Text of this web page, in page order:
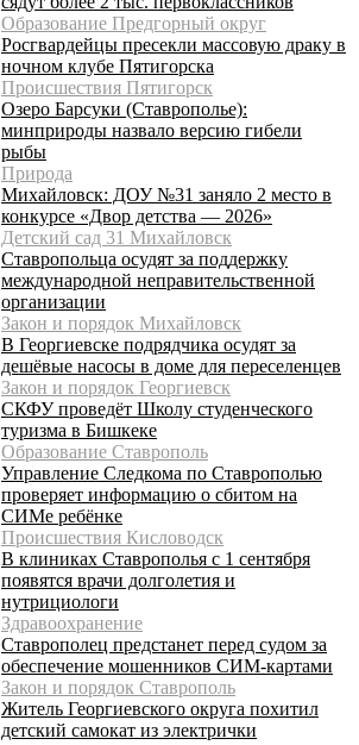
Образование Предгорный округ
Росгвардейцы пресекли массовую драку в
ночном клубе Пятигорска
Происшествия Пятигорск
Озеро Барсуки (Ставрополье):
минприроды назвало версию гибели
рыбы
Природа
Михайловск: ДОУ №31 заняло 2 место в
конкурсе «Двор детства — 2026»
Детский сад 31 Михайловск
Ставропольца осудят за поддержку
международной неправительственной
организации
Закон и порядок Михайловск
В Георгиевске подрядчика осудят за
дешёвые насосы в доме для переселенцев
Закон и порядок Георгиевск
СКФУ проведёт Школу студенческого
туризма в Бишкеке
Образование Ставрополь
Управление Следкома по Ставрополью
проверяет информацию о сбитом на
СИМе ребёнке
Происшествия Кисловодск
В клиниках Ставрополья с 1 сентября
появятся врачи долголетия и
нутрициологи
Здравоохранение
Ставрополец предстанет перед судом за
обеспечение мошенников СИМ-картами
Закон и порядок Ставрополь
Житель Георгиевского округа похитил
детский самокат из электрички